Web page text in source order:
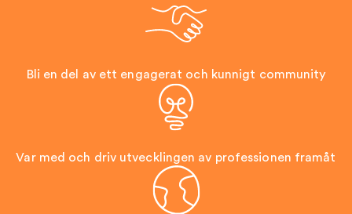
Bli en del av ett engagerat och kunnigt community
Var med och driv utvecklingen av professionen framåt